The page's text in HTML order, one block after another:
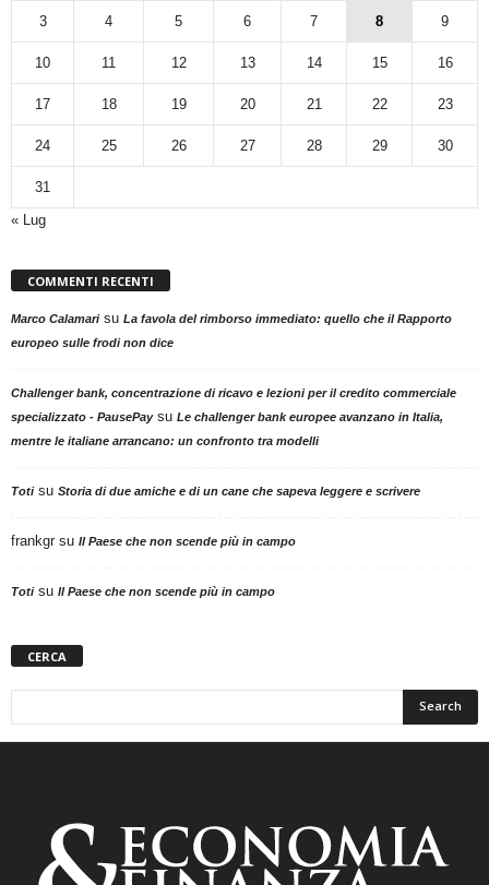
3 4 5 6 7 8 9
10 11 12 13 14 15 16
17 18 19 20 21 22 23
24 25 26 27 28 29 30
31
« Lug
COMMENTI RECENTI
Marco Calamarisu La favola del rimborso immediato: quello che il Rapporto
europeo sulle frodi non dice
Challenger bank, concentrazione di ricavo e lezioni per il credito commerciale
specializzato - PausePaysu Le challenger bank europee avanzano in Italia,
mentre le italiane arrancano: un confronto tra modelli
Totisu Storia di due amiche e di un cane che sapeva leggere e scrivere
frankgr su Il Paese che non scende più in campo
Totisu Il Paese che non scende più in campo
CERCA